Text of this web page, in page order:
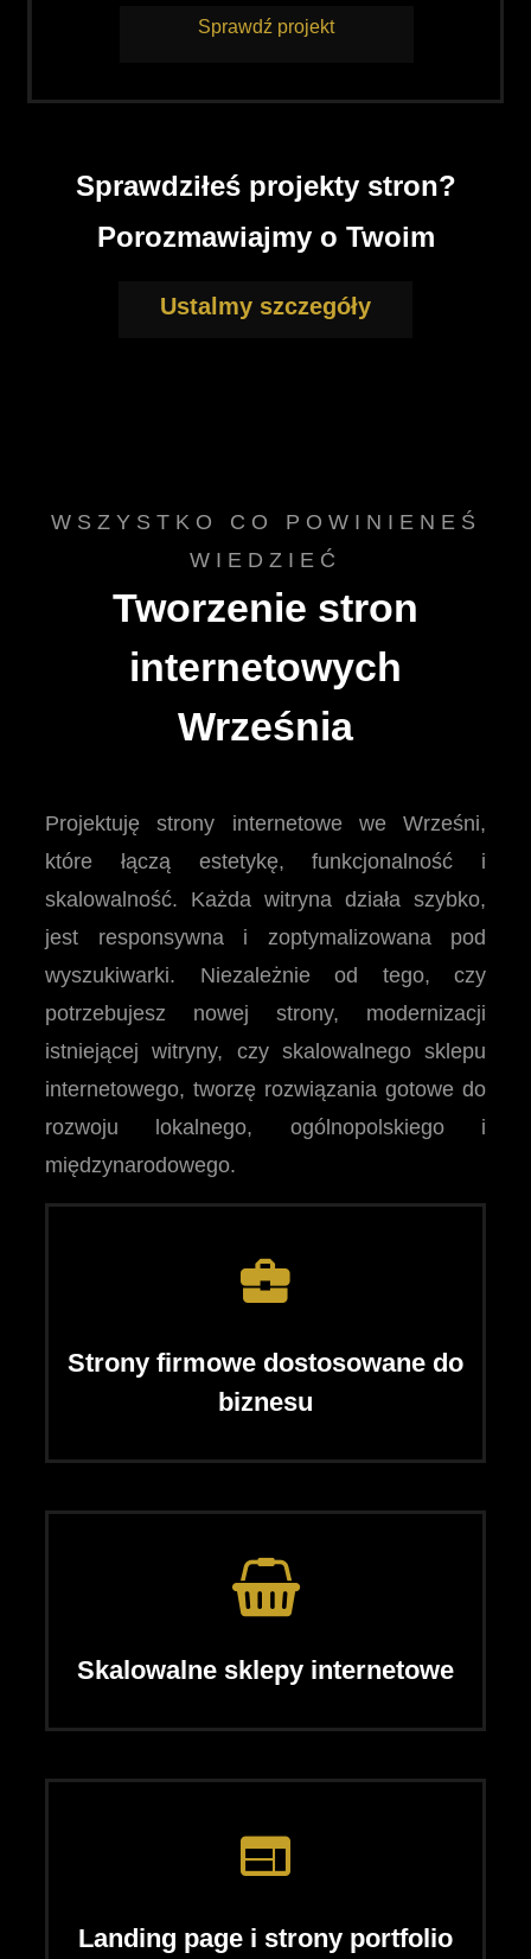
Sprawdź projekt
Sprawdziłeś projekty stron?
Porozmawiajmy o Twoim
Ustalmy szczegóły
WSZYSTKO CO POWINIENEŚ
WIEDZIEĆ
Tworzenie stron
internetowych
Września
Projektuję strony internetowe we Wrześni,
które łączą estetykę, funkcjonalność i
skalowalność. Każda witryna działa szybko,
jest responsywna i zoptymalizowana pod
wyszukiwarki. Niezależnie od tego, czy
potrzebujesz nowej strony, modernizacji
istniejącej witryny, czy skalowalnego sklepu
internetowego, tworzę rozwiązania gotowe do
rozwoju lokalnego, ogólnopolskiego i
międzynarodowego.
Strony firmowe dostosowane do
biznesu
Skalowalne sklepy internetowe
Landing page i strony portfolio